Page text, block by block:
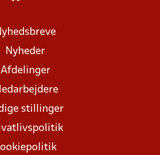
Nyheder
Afdelinger
stillinger